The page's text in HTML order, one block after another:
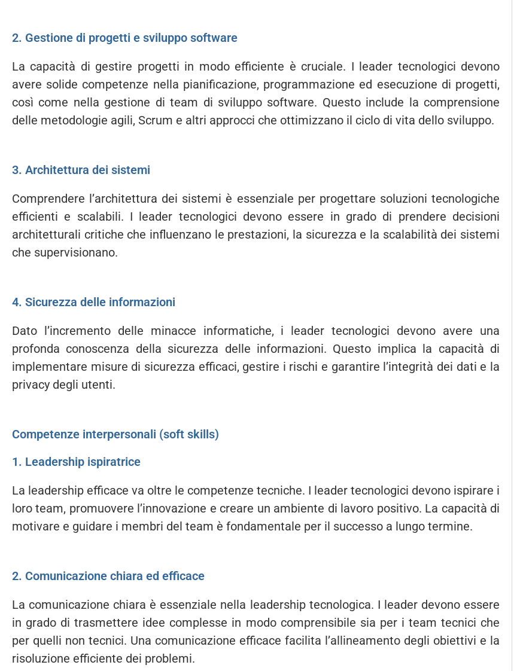
2. Gestione di progetti e sviluppo software
La capacità di gestire progetti in modo efficiente è cruciale. I leader tecnologici devono
avere solide competenze nella pianificazione, programmazione ed esecuzione di progetti,
così come nella gestione di team di sviluppo software. Questo include la comprensione
delle metodologie agili, Scrum e altri approcci che ottimizzano il ciclo di vita dello sviluppo.
3. Architettura dei sistemi
Comprendere l’architettura dei sistemi è essenziale per progettare soluzioni tecnologiche
efficienti e scalabili. I leader tecnologici devono essere in grado di prendere decisioni
architetturali critiche che influenzano le prestazioni, la sicurezza e la scalabilità dei sistemi
che supervisionano.
4. Sicurezza delle informazioni
Dato l’incremento delle minacce informatiche, i leader tecnologici devono avere una
profonda conoscenza della sicurezza delle informazioni. Questo implica la capacità di
implementare misure di sicurezza efficaci, gestire i rischi e garantire l’integrità dei dati e la
privacy degli utenti.
Competenze interpersonali (soft skills)
1. Leadership ispiratrice
La leadership efficace va oltre le competenze tecniche. I leader tecnologici devono ispirare i
loro team, promuovere l’innovazione e creare un ambiente di lavoro positivo. La capacità di
motivare e guidare i membri del team è fondamentale per il successo a lungo termine.
2. Comunicazione chiara ed efficace
La comunicazione chiara è essenziale nella leadership tecnologica. I leader devono essere
in grado di trasmettere idee complesse in modo comprensibile sia per i team tecnici che
per quelli non tecnici. Una comunicazione efficace facilita l’allineamento degli obiettivi e la
risoluzione efficiente dei problemi.